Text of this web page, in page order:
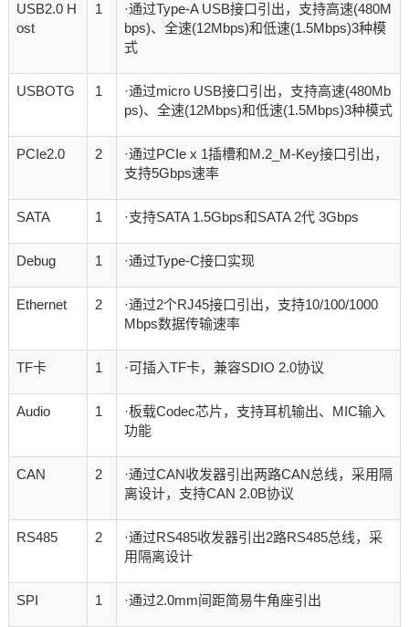
USB2.0 H
ost
1
·通过Type-A USB接口引出，支持高速(480M
bps)、全速(12Mbps)和低速(1.5Mbps)3种模
式
USBOTG 1
·通过micro USB接口引出，支持高速(480Mb
ps)、全速(12Mbps)和低速(1.5Mbps)3种模式
PCIe2.0 2
·通过PCIe x 1插槽和M.2_M-Key接口引出，
支持5Gbps速率
SATA 1 ·支持SATA 1.5Gbps和SATA 2代 3Gbps
Debug 1 ·通过Type-C接口实现
Ethernet 2
·通过2个RJ45接口引出，支持10/100/1000
Mbps数据传输速率
TF卡 1 ·可插入TF卡，兼容SDIO 2.0协议
Audio 1
·板载Codec芯片，支持耳机输出、MIC输入
功能
CAN 2
·通过CAN收发器引出两路CAN总线，采用隔
离设计，支持CAN 2.0B协议
RS485 2
·通过RS485收发器引出2路RS485总线，采
用隔离设计
SPI 1 ·通过2.0mm间距简易牛角座引出